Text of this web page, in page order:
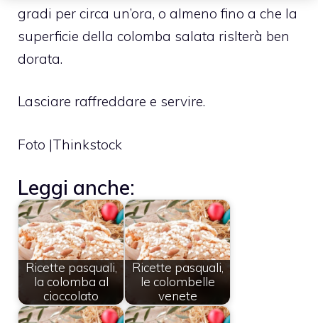
gradi per circa un’ora, o almeno fino a che la
superficie della colomba salata rislterà ben
dorata.
Lasciare raffreddare e servire.
Foto |Thinkstock
Leggi anche:
Ricette pasquali,
la colomba al
cioccolato
Ricette pasquali,
le colombelle
venete